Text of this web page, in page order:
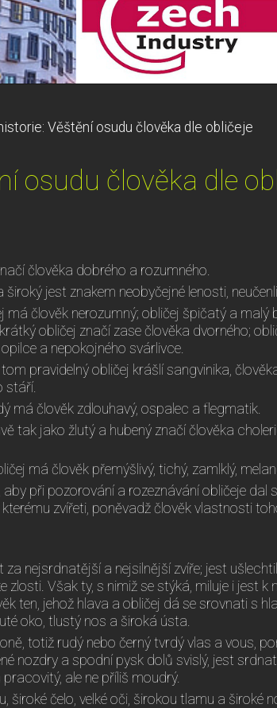
Věštění osudu člověka dle obličeje
osudu člověka dle
člověka dobrého a rozumného.
široký jest znakem neobyčejné lenosti,
má člověk nerozumný; obličej špičatý a malý
obličej značí zase člověka dvorného;
a nepokojného svárlivce.
pravidelný obličej krášlí sangvinika,
stáří.
má člověk zdlouhavý, ospalec a flegmatik.
tak jako žlutý a hubený značí člověka
má člověk přemýšlivý, tichý, zamlklý,
při pozorování a rozeznávání obličeje dal
zvířeti, poněvadž člověk vlastnosti
za nejsrdnatější a nejsilnější zvíře; jest
zlosti. Však ty, s nimiž se stýká, miluje i jest k
ten, jehož hlava a obličej dá se srovnati s
oko, tlustý nos a široká ústa.
totiž rudý nebo černý tvrdý vlas a vous,
nozdry a spodní pysk dolů svislý, jest
ale ne příliš moudrý.
široké čelo, velké oči, širokou tlamu a široké